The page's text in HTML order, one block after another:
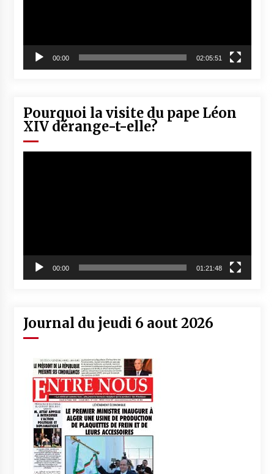
00:00 02:05:51
Pourquoi la visite du pape Léon
XIV dérange-t-elle?
00:00 01:21:48
Journal du jeudi 6 aout 2026